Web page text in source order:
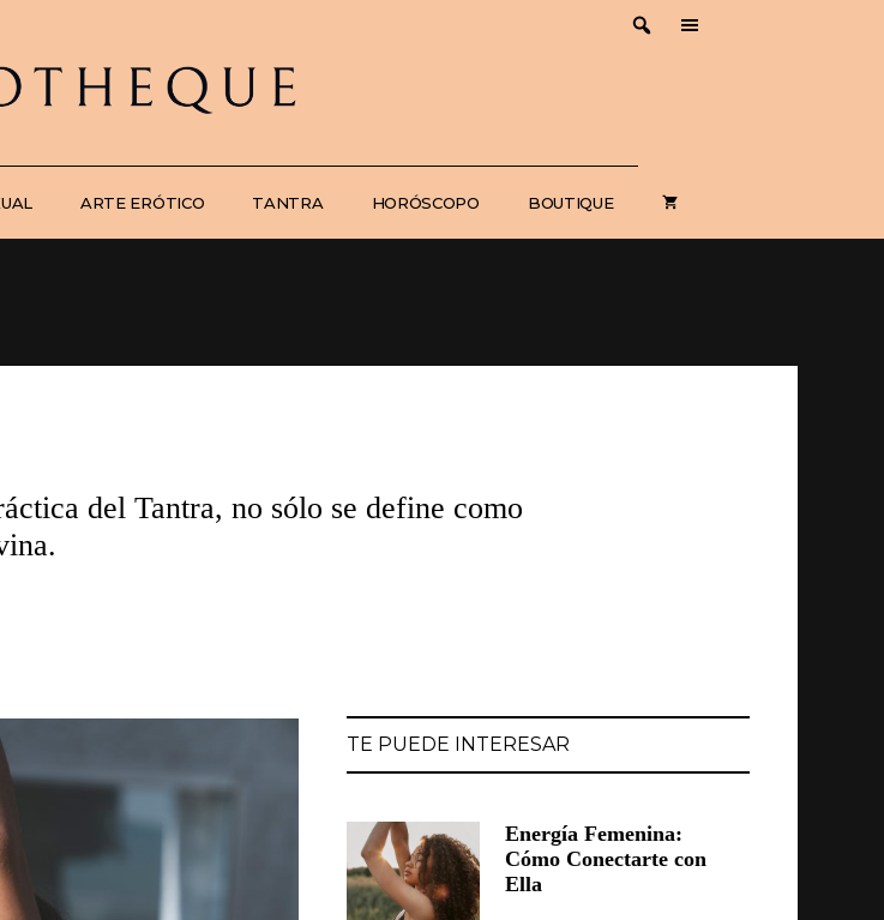
ARTE ERÓTICO TANTRA HORÓSCOPO BOUTIQUE
del Tantra, no sólo se define como
TE PUEDE INTERESAR
Energía Femenina:
Cómo Conectarte con
Ella